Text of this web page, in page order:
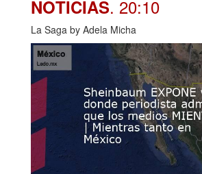
NOTICIAS. 20:10
La Saga by Adela Micha